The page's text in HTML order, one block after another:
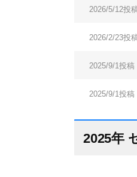
2026/5/12投
2026/2/23投
2025/9/1投稿
2025/9/1投稿
2025年